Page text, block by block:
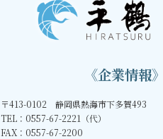
《企業情報》
〒413-0102 静岡県熱海市下多賀493
TEL：0557-67-2221（代）
FAX：0557-67-2200